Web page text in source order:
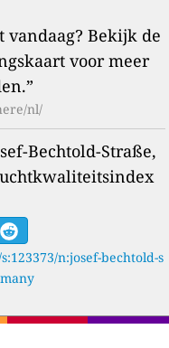
vandaag? Bekijk de
voor meer
nl/
Bechtold-Straße,
n:josef-bechtold-s